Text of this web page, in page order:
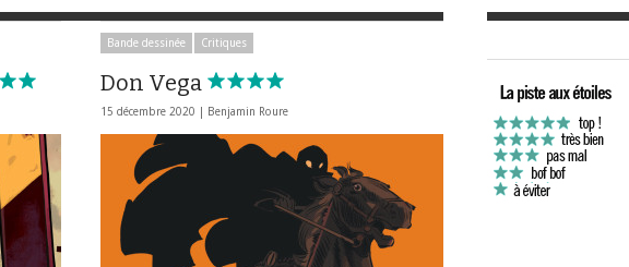
Bande dessinée Critiques
Don Vega
15 décembre 2020 | Benjamin Roure